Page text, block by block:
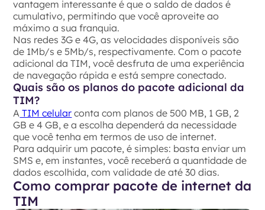
vantagem interessante é que o saldo de dados é
cumulativo, permitindo que você aproveite ao
máximo a sua franquia.
Nas redes 3G e 4G, as velocidades disponíveis são
de 1Mb/s e 5Mb/s, respectivamente. Com o pacote
adicional da TIM, você desfruta de uma experiência
de navegação rápida e está sempre conectado.
Quais são os planos do pacote adicional da
TIM?
A TIM celular conta com planos de 500 MB, 1 GB, 2
GB e 4 GB, e a escolha dependerá da necessidade
que você tenha em termos de uso de internet.
Para adquirir um pacote, é simples: basta enviar um
SMS e, em instantes, você receberá a quantidade de
dados escolhida, com validade de até 30 dias.
Como comprar pacote de internet da
TIM